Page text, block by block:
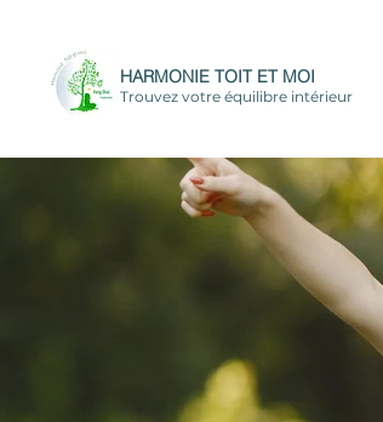
HARMONIE TOIT ET MOI
Trouvez votre équilibre intérieur